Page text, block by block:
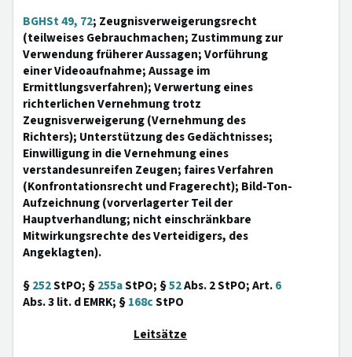
BGHSt 49, 72; Zeugnisverweigerungsrecht
(teilweises Gebrauchmachen; Zustimmung zur
Verwendung früherer Aussagen; Vorführung
einer Videoaufnahme; Aussage im
Ermittlungsverfahren); Verwertung eines
richterlichen Vernehmung trotz
Zeugnisverweigerung (Vernehmung des
Richters); Unterstützung des Gedächtnisses;
Einwilligung in die Vernehmung eines
verstandesunreifen Zeugen; faires Verfahren
(Konfrontationsrecht und Fragerecht); Bild-Ton-
Aufzeichnung (vorverlagerter Teil der
Hauptverhandlung; nicht einschränkbare
Mitwirkungsrechte des Verteidigers, des
Angeklagten).
§252StPO; §255aStPO; §52Abs. 2 StPO; Art.6
Abs. 3 lit. d EMRK; §168cStPO
Leitsätze